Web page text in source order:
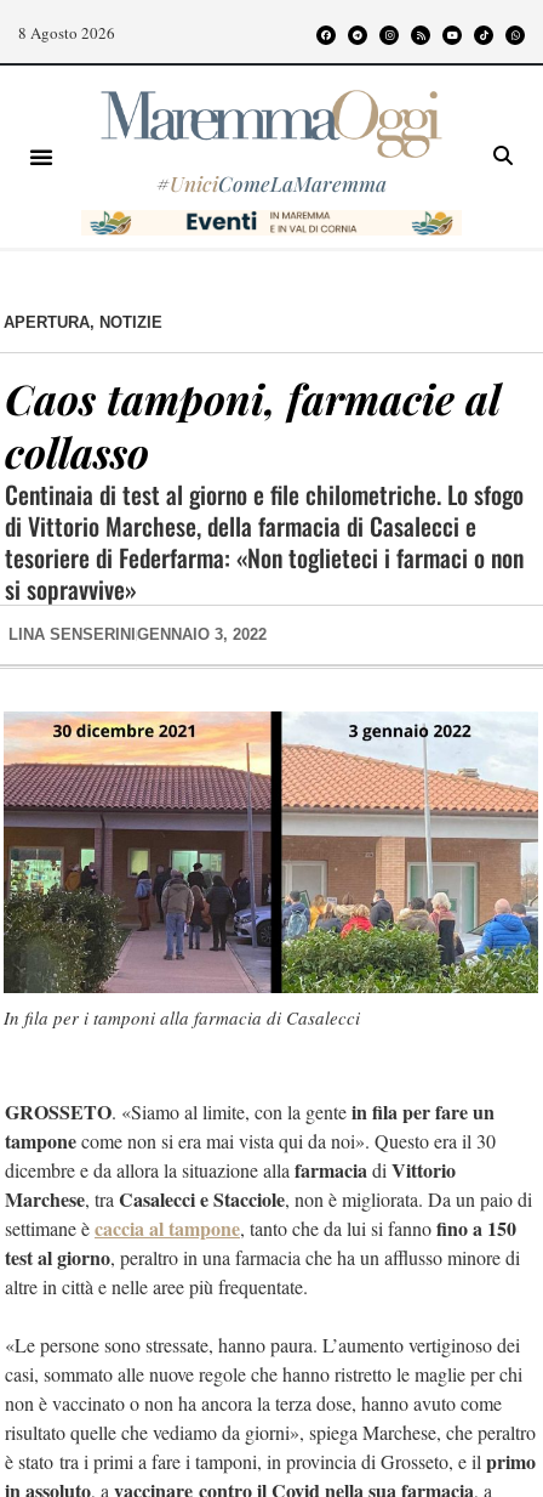
8 Agosto 2026
#UniciComeLaMaremma
APERTURA, NOTIZIE
Caos tamponi, farmacie al
collasso
Centinaia di test al giorno e file chilometriche. Lo sfogo
di Vittorio Marchese, della farmacia di Casalecci e
tesoriere di Federfarma: «Non toglieteci i farmaci o non
si sopravvive»
LINA SENSERINI GENNAIO 3, 2022
In fila per i tamponi alla farmacia di Casalecci
GROSSETO. «Siamo al limite, con la gentein fila per fare un
tamponecome non si era mai vista qui da noi». Questo era il 30
dicembre e da allora la situazione alla farmaciadi Vittorio
Marchese, tra Casalecci e Stacciole, non è migliorata. Da un paio di
settimane ècaccia al tampone, tanto che da lui si fannofino a 150
test al giorno, peraltro in una farmacia che ha un afflusso minore di
altre in città e nelle aree più frequentate.
«Le persone sono stressate, hanno paura. L’aumento vertiginoso dei
casi, sommato alle nuove regole che hanno ristretto le maglie per chi
non è vaccinato o non ha ancora la terza dose, hanno avuto come
risultato quelle che vediamo da giorni», spiega Marchese, che peraltro
è stato tra i primi a fare i tamponi, in provincia di Grosseto, e il primo
in assoluto, a vaccinare contro il Covid nella sua farmacia, a